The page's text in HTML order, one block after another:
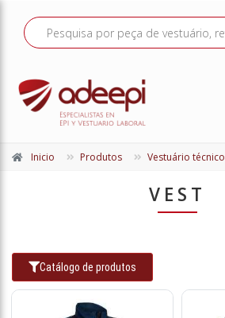
Inicio Produtos Vestuário técnico
VEST
Catálogo de produtos